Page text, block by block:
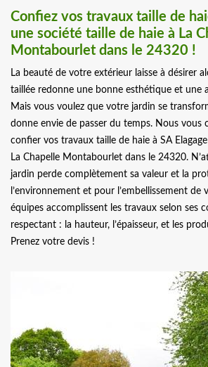
Confiez vos travaux taille de
une société taille de haie à La
Montabourlet dans le 24320 !
La beauté de votre extérieur laisse à désirer
taillée redonne une bonne esthétique et une
Mais vous voulez que votre jardin se
donne envie de passer du temps. Nous vous
confier vos travaux taille de haie à SA
La Chapelle Montabourlet dans le 24320.
jardin perde complètement sa valeur et la
l’environnement et pour l’embellissement de
équipes accomplissent les travaux selon ses
respectant : la hauteur, l’épaisseur, et les
Prenez votre devis !